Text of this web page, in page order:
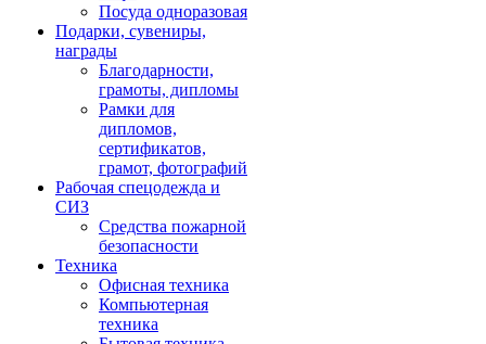
Посуда одноразовая
Подарки, сувениры,
награды
Благодарности,
грамоты, дипломы
Рамки для
дипломов,
сертификатов,
грамот, фотографий
Рабочая спецодежда и
СИЗ
Средства пожарной
безопасности
Техника
Офисная техника
Компьютерная
техника